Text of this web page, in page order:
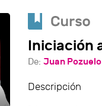
Iniciación
De: Juan Pozuelo
Descripción